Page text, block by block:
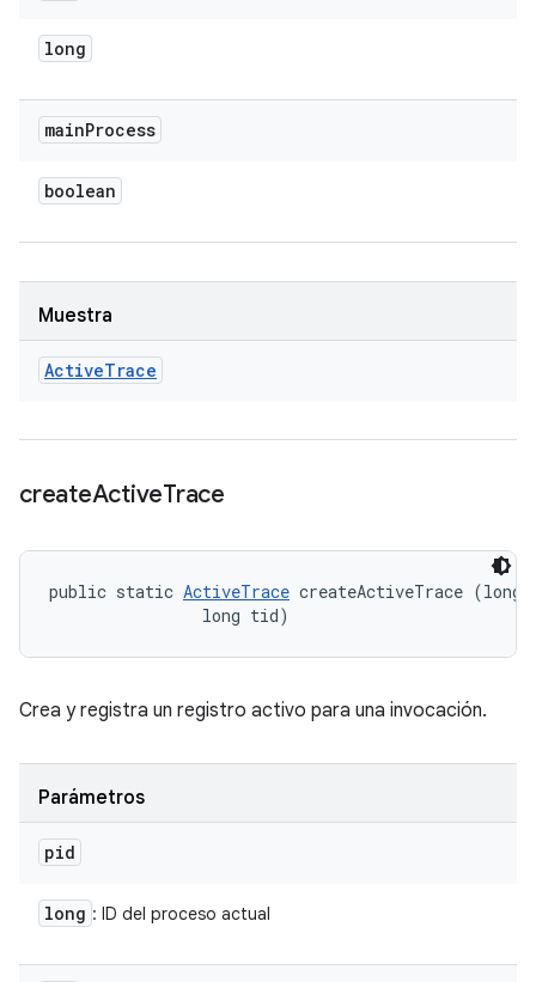
long
mainProcess
boolean
Muestra
ActiveTrace
createActiveTrace
public static ActiveTrace createActiveTrace
                long tid)
Crea y registra un registro activo para una invocación.
Parámetros
pid
long : ID del proceso actual